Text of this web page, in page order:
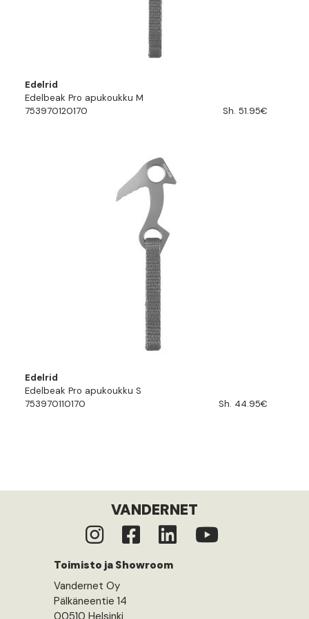
Edelrid
Edelbeak Pro apukoukku M
753970120170
Sh. 51.95€
Edelrid
Edelbeak Pro apukoukku S
753970110170
Sh. 44.95€
VANDERNET
Toimisto ja Showroom
Vandernet Oy
Pälkäneentie 14